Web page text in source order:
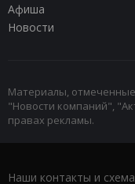
Афиша
Новости
Материалы,
"Новости компаний",
правах рекламы.
Наши контакты и